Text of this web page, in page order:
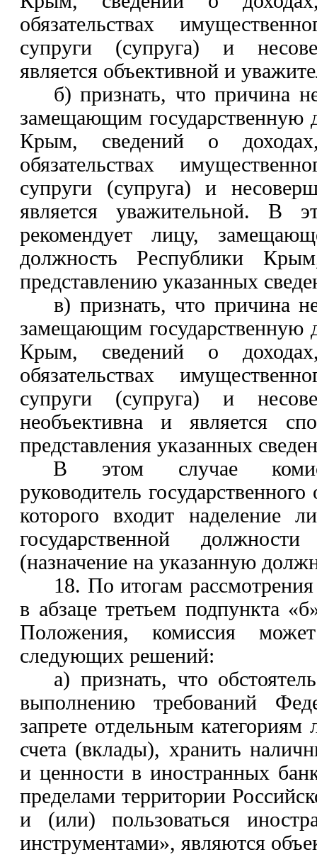
обязательствах
супруги (супруга) и
является объективной и
б) признать, что причина
замещающим государственную
Крым, сведений о
обязательствах
супруги (супруга) и
является уважительной. В
рекомендует лицу,
должность Республики
представлению указанных
в) признать, что причина
замещающим государственную
Крым, сведений о
обязательствах
супруги (супруга) и
необъективна и является
представления указанных
В этом случае
руководитель
которого входит наделение
государственной
(назначение на указанную
18. По итогам рассмотрения
в абзаце третьем подпункта
Положения, комиссия
следующих решений:
а) признать, что
выполнению требований
запрете отдельным
счета (вклады), хранить
и ценности в иностранных
пределами территории
и (или) пользоваться
инструментами», являются